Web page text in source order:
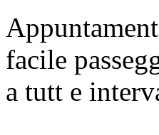
facile
a tutt e